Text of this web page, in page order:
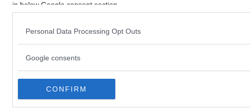
in below Google consent section.
Personal Data Processing Opt Outs
Google consents
CONFIRM
Iris och Mattias Alexandrov Klum, var det mesta nytt.
tänja gränserna för hur fotografi och film